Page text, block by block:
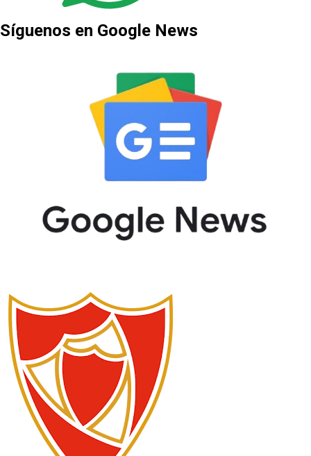
Síguenos en Google News